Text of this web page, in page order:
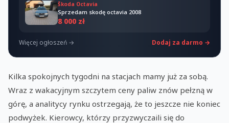
Škoda Octavia
Sprzedam skodę octavia 2008
8 000 zł
Więcej ogłoszeń → Dodaj za darmo →
Kilka spokojnych tygodni na stacjach mamy już za sobą.
Wraz z wakacyjnym szczytem ceny paliw znów pełzną w
górę, a analitycy rynku ostrzegają, że to jeszcze nie koniec
podwyżek. Kierowcy, którzy przyzwyczaili się do